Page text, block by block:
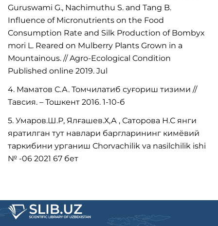
Guruswami G., Nachimuthu S. and Tang B.
Influence of Micronutrients on the Food
Consumption Rate and Silk Production of Bombyx
mori L. Reared on Mulberry Plants Grown in a
Mountainous. // Agro-Ecological Condition
Published online 2019. Jul
4. Маматов С.А. Томчилатиб суғориш тизими //
Тавсия. – Тошкент 2016. 1-10-б
5. Умаров.Ш.Р, Ялғашев.Х,А , Саторова Н.С янги
яратилган тут навлари баргларининг кимёвий
таркибини урганиш Сhorvаchilik va nasilchilik ishi
№ -06 2021 67 бет